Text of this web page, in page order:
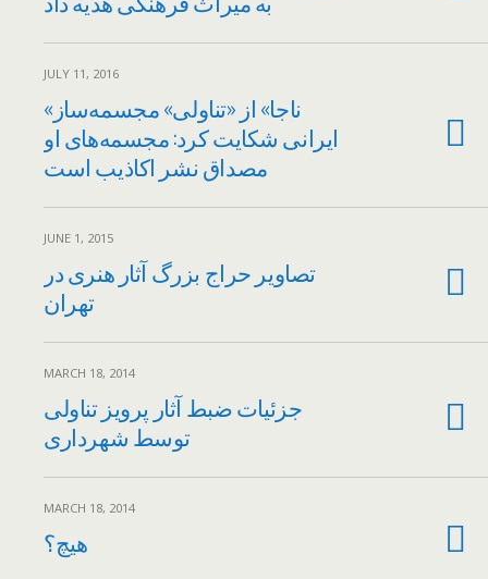
JULY 11, 2016
«ناجا» از «تناولی» مجسمه‌ساز
ایرانی شکایت کرد: مجسمه‌های او
مصداق نشر اکاذیب است
JUNE 1, 2015
تصاوير حراج بزرگ آثار هنری در
تهران
MARCH 18, 2014
جزئیات ضبط آثار پرویز تناولی
توسط شهرداری
MARCH 18, 2014
هیچ؟